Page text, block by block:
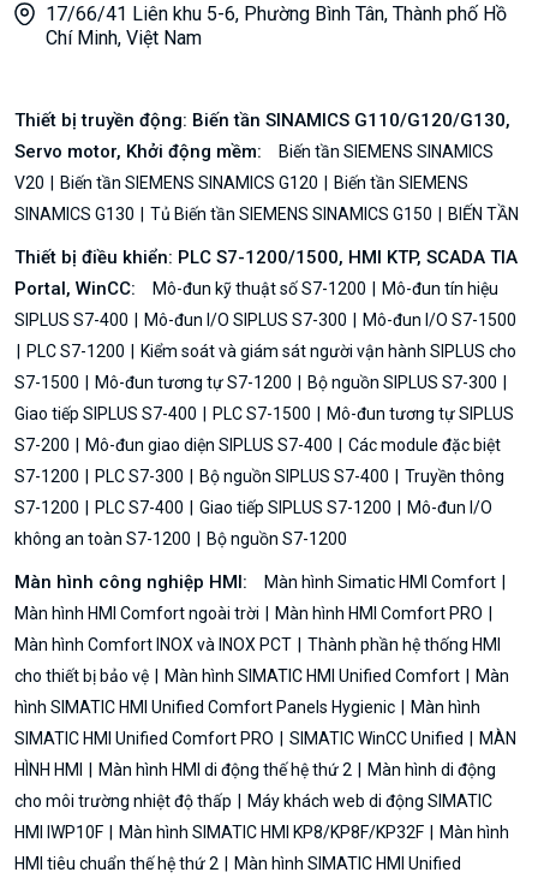
17/66/41 Liên khu 5-6, Phường Bình Tân, Thành phố Hồ
Chí Minh, Việt Nam
Thiết bị truyền động: Biến tần SINAMICS G110/G120/G130,
Servo motor, Khởi động mềm:
Biến tần SIEMENS SINAMICS
V20
Biến tần SIEMENS SINAMICS G120
Biến tần SIEMENS
SINAMICS G130
Tủ Biến tần SIEMENS SINAMICS G150 BIẾN TẦN
Thiết bị điều khiển: PLC S7-1200/1500, HMI KTP, SCADA TIA
Portal, WinCC:
Mô-đun kỹ thuật số S7-1200
Mô-đun tín hiệu
SIPLUS S7-400
Mô-đun I/O SIPLUS S7-300
Mô-đun I/O S7-1500
PLC S7-1200
Kiểm soát và giám sát người vận hành SIPLUS cho
S7-1500
Mô-đun tương tự S7-1200
Bộ nguồn SIPLUS S7-300
Giao tiếp SIPLUS S7-400
PLC S7-1500
Mô-đun tương tự SIPLUS
S7-200
Mô-đun giao diện SIPLUS S7-400
Các module đặc biệt
S7-1200
PLC S7-300 Bộ nguồn SIPLUS S7-400
Truyền thông
S7-1200
PLC S7-400 Giao tiếp SIPLUS S7-1200
Mô-đun I/O
không an toàn S7-1200
Bộ nguồn S7-1200
Màn hình công nghiệp HMI:
Màn hình Simatic HMI Comfort
Màn hình HMI Comfort ngoài trời
Màn hình HMI Comfort PRO
Màn hình Comfort INOX và INOX PCT
Thành phần hệ thống HMI
cho thiết bị bảo vệ
Màn hình SIMATIC HMI Unified Comfort
Màn
hình SIMATIC HMI Unified Comfort Panels Hygienic
Màn hình
SIMATIC HMI Unified Comfort PRO
SIMATIC WinCC Unified
MÀN
HÌNH HMI
Màn hình HMI di động thế hệ thứ 2
Màn hình di động
cho môi trường nhiệt độ thấp
Máy khách web di động SIMATIC
HMI IWP10F
Màn hình SIMATIC HMI KP8/KP8F/KP32F
Màn hình
HMI tiêu chuẩn thế hệ thứ 2
Màn hình SIMATIC HMI Unified